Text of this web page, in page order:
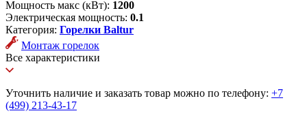
Мощность макс (кВт): 1200
Электрическая мощность: 0.1
Категория: Горелки Baltur
Монтаж горелок
Все характеристики
Уточнить наличие и заказать товар можно по телефону: +7
(499) 213-43-17